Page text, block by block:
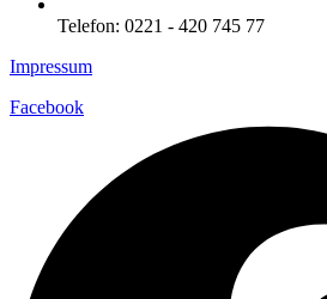
Telefon: 0221 - 420 745 77
Impressum
Facebook